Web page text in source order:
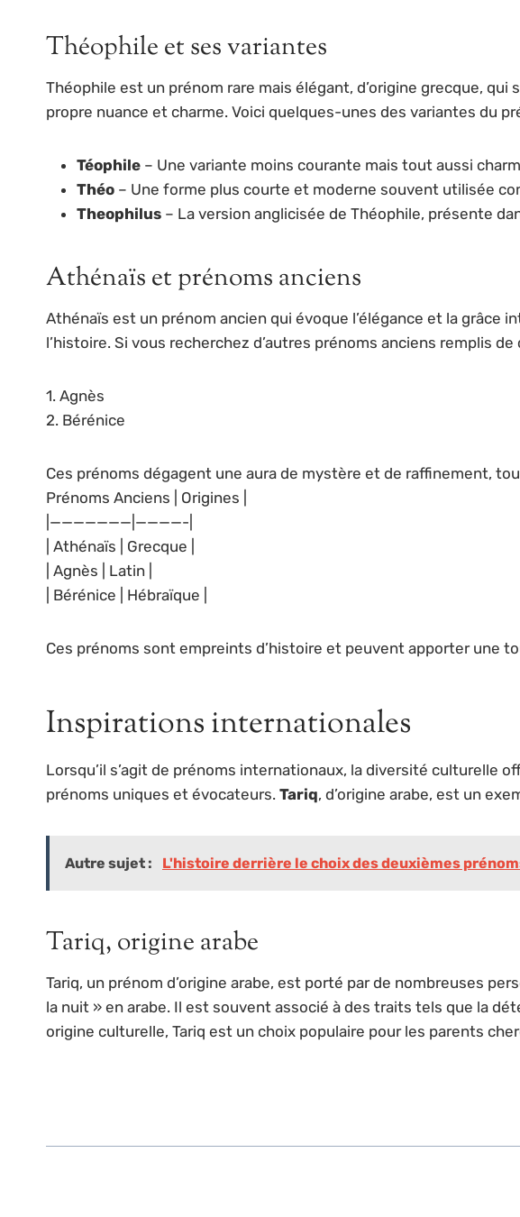
Théophile et ses variantes
Théophile est un prénom rare mais élégant, d’origine grecque,
propre nuance et charme. Voici quelques-unes des variantes du
Téophile – Une variante moins courante mais tout aussi
Théo – Une forme plus courte et moderne souvent utilisée
Theophilus – La version anglicisée de Théophile, présente
Athénaïs et prénoms anciens
Athénaïs est un prénom ancien qui évoque l’élégance et la grâce
l’histoire. Si vous recherchez d’autres prénoms anciens remplis
1. Agnès
2. Bérénice
Ces prénoms dégagent une aura de mystère et de raffinement,
Prénoms Anciens | Origines |
|———————|————-|
| Athénaïs | Grecque |
| Agnès | Latin |
| Bérénice | Hébraïque |
Ces prénoms sont empreints d’histoire et peuvent apporter une
Inspirations internationales
Lorsqu’il s’agit de prénoms internationaux, la diversité culturelle
prénoms uniques et évocateurs. Tariq, d’origine arabe, est un
Autre sujet : L'histoire derrière le choix des deuxièmes
Tariq, origine arabe
Tariq, un prénom d’origine arabe, est porté par de nombreuses
la nuit » en arabe. Il est souvent associé à des traits tels que la
origine culturelle, Tariq est un choix populaire pour les parents